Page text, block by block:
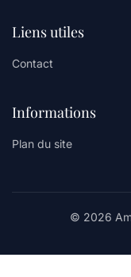
Liens utiles
Contact
Informations
Plan du site
© 2026